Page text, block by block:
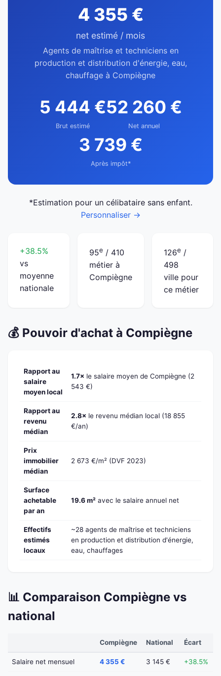
4 355 €
net estimé / mois
Agents de maîtrise et techniciens en
production et distribution d'énergie, eau,
chauffage à Compiègne
5 444 €
Brut estimé
52 260 €
Net annuel
3 739 €
Après impôt*
*Estimation pour un célibataire sans enfant.
Personnaliser →
+38.5%
vs
moyenne
nationale
95e / 410
métier à
Compiègne
126e /
498
ville pour
ce métier
💰 Pouvoir d'achat à Compiègne
Rapport au
salaire
moyen local
1.7× le salaire moyen de Compiègne (2
543 €)
Rapport au
revenu
médian
2.8× le revenu médian local (18 855
€/an)
Prix
immobilier
médian
2 673 €/m² (DVF 2023)
Surface
achetable
par an
19.6 m² avec le salaire annuel net
Effectifs
estimés
locaux
~28 agents de maîtrise et techniciens
en production et distribution d'énergie,
eau, chauffages
📊 Comparaison Compiègne vs
national
Compiègne National Écart
Salaire net mensuel 4 355 € 3 145 € +38.5%